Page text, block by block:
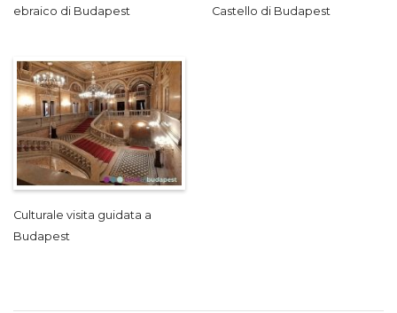
ebraico di Budapest
Castello di Budapest
Culturale visita guidata a
Budapest